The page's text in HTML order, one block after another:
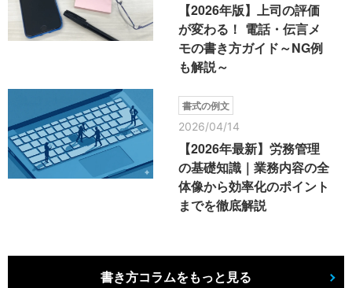
【2026年版】上司の評価
が変わる！ 電話・伝言メ
モの書き方ガイド～NG例
も解説～
書式の例文
2026/04/14
【2026年最新】労務管理
の基礎知識｜業務内容の全
体像から効率化のポイント
までを徹底解説
書き方コラムをもっと見る